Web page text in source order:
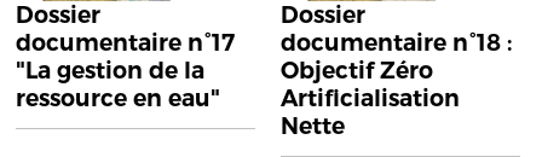
Dossier
documentaire n°17
"La gestion de la
ressource en eau"
Dossier
documentaire n°18 :
Objectif Zéro
Artificialisation
Nette